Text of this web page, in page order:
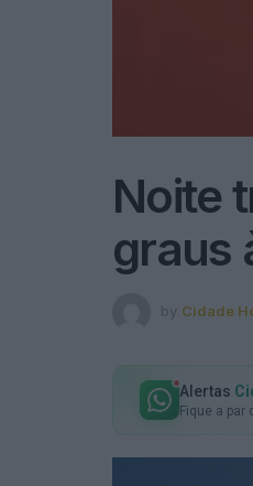
Noite
graus
by Cidade
Alertas
Fique a par